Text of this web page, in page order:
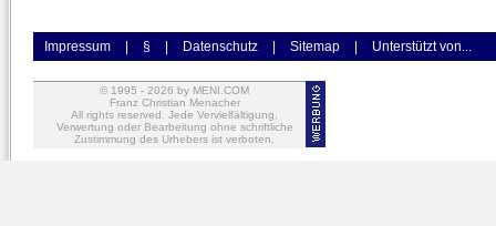
Impressum § Datenschutz Sitemap Unterstützt von...
© 1995 - 2026 by MENI.COM
Franz Christian Menacher
All rights reserved. Jede Vervielfältigung,
Verwertung oder Bearbeitung ohne schriftliche
Zustimmung des Urhebers ist verboten.